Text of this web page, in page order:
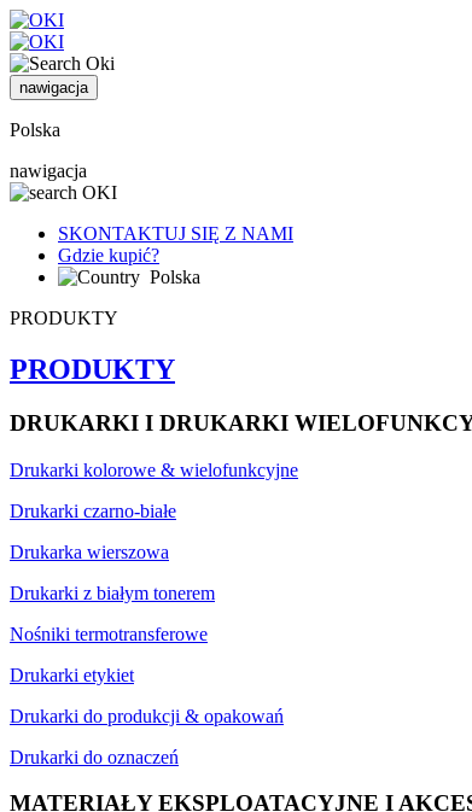
nawigacja
Polska
nawigacja
SKONTAKTUJ SIĘ Z NAMI
Gdzie kupić?
Polska
PRODUKTY
PRODUKTY
DRUKARKI I DRUKARKI
Drukarki kolorowe & wielofunkcyjne
Drukarki czarno-białe
Drukarka wierszowa
Drukarki z białym tonerem
Nośniki termotransferowe
Drukarki etykiet
Drukarki do produkcji & opakowań
Drukarki do oznaczeń
MATERIAŁY EKSPLOATACYJNE I